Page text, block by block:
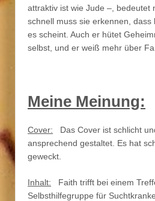
attraktiv ist wie Jude –, bedeutet
schnell muss sie erkennen, dass
es scheint. Auch er hütet
selbst, und er weiß mehr über
Meine Meinung:
Cover:
Das Cover ist schlicht
ansprechend gestaltet. Es hat
geweckt.
Inhalt: Faith trifft bei einem
Selbsthilfegruppe für